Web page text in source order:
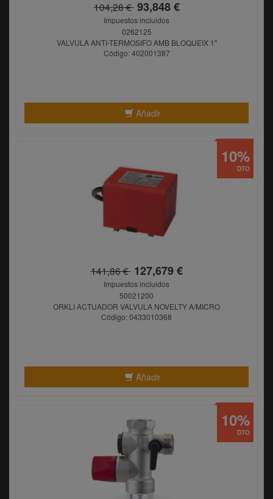
104,28 €93,848 €
Impuestos incluidos
0262125
VALVULA ANTI-TERMOSIFO AMB BLOQUEIX 1"
Código: 402001387
Añadir
141,86 €127,679 €
Impuestos incluidos
50021200
ORKLI ACTUADOR VALVULA NOVELTY A/MICRO
Código: 0433010368
Añadir
DTO
10%
DTO
10%